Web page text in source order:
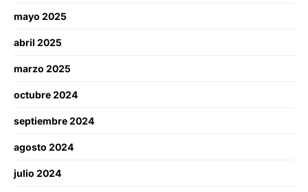
mayo 2025
abril 2025
marzo 2025
octubre 2024
septiembre 2024
agosto 2024
julio 2024